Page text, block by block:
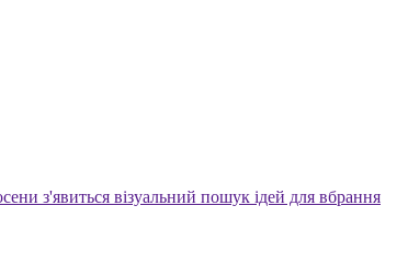
з'явиться візуальний пошук ідей для вбрання